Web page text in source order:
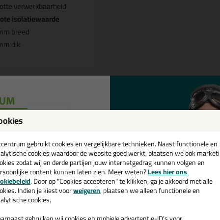
verwerkbaarheid
isolatiewaarde
breed
dik
Specificaties
beglazingsband ZA super
Zwart
je PE beglazingsband ZA super 3x9mm pakje 100m in een
pakje 100m in de kleur Grijs/Zwart is te gebruiken voor
welke makkelijk te gebruiken is. Bestel de PE beglazingsband
nog! Op voorraad en op werkdagen besteld = morgen in huis.
gebruikt cookies en vergelijkbare technieken. Naast functionele en
cookies waardoor de website goed werkt, plaatsen we ook
zodat wij en derde partijen jouw internetgedrag kunnen volgen en
content kunnen laten zien. Meer weten?Lees hier ons
. Door op "Cookies accepteren" te klikken, ga je akkoord met alle
Indien je kiest voorweigeren, plaatsen we alleen functionele en
cookies.
💚
en ontvang een
€35,-bij je eerste bestelling!